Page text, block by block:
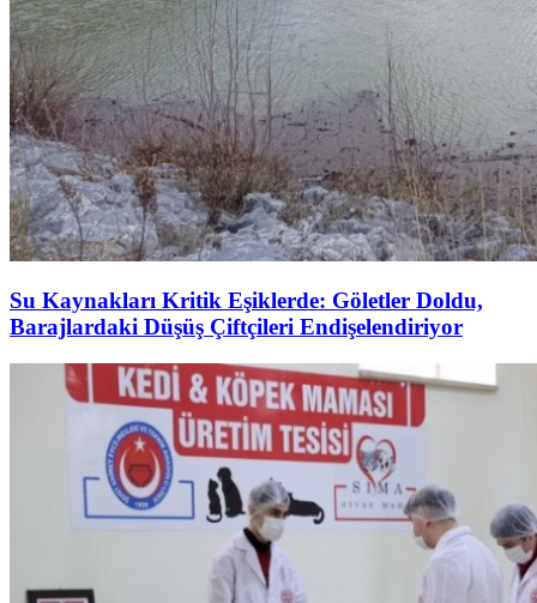
Su Kaynakları Kritik Eşiklerde: Göletler Doldu,
Barajlardaki Düşüş Çiftçileri Endişelendiriyor